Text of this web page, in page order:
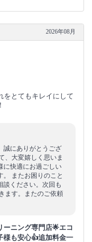
2026年08月
をとてもキレイにして
誠にありがとうござ
、大変嬉しく思いま
に快適にお過ごしい
。 またお困りのこと
談ください。次回も
ます。またのご依頼
ーニング専門店🌟エコ
様も安心👍追加料金一